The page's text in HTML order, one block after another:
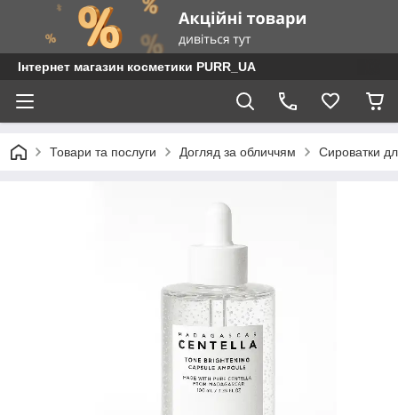
Інтернет магазин косметики PURR_UA
Товари та послуги Догляд за обличчям Сироватки